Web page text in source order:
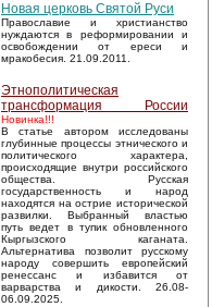
Новая церковь Святой Руси
Православие и христианство
нуждаются в реформировании и
освобождении от ереси и
мракобесия. 21.09.2011.
Этнополитическая
трансформация России
Новинка!!!
В статье автором исследованы
глубинные процессы этнического и
политического характера,
происходящие внутри российского
общества. Русская
государственность и народ
находятся на острие исторической
развилки. Выбранный властью
путь ведет в тупик обновленного
Кыргызского каганата.
Альтернатива позволит русскому
народу совершить европейский
ренессанс и избавится от
варварства и дикости. 26.08-
06.09.2025.